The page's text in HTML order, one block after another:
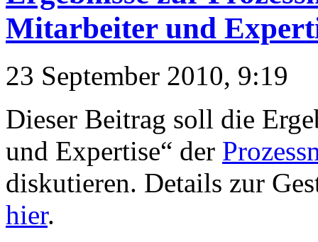
Mitarbeiter und
23 September 2010, 9:19
Dieser Beitrag soll die
und Expertise“ der
diskutieren. Details zur
hier.